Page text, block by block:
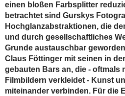
einen bloßen Farbsplitter
betrachtet sind Gurskys
Hochglanzabstraktionen, die
und durch gesellschaftliches
Grunde austauschbar
Claus Föttinger mit seinen in
gebauten Bars an, die - oftmals
Filmbildern verkleidet - Kunst
miteinander verbinden. Für die